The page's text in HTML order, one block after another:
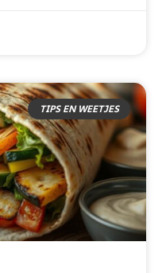
TIPS EN WEETJES